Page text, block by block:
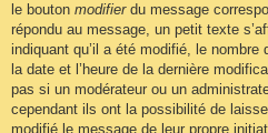
le bouton modifierdu message
répondu au message, un petit texte
indiquant qu’il a été modifié, le
la date et l’heure de la dernière
pas si un modérateur ou un
cependant ils ont la possibilité de
modifié le message de leur propre